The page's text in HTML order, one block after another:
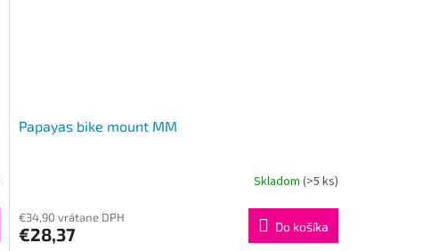
Papayas bike mount MM
Skladom (>5 ks)
€34,90 vrátane DPH
€28,37 Do košíka